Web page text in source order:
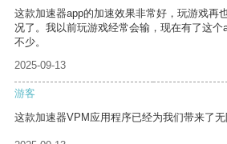
这款加速器app的加速效果非常好，玩游戏再
况了。我以前玩游戏经常会输，现在有了这个
不少。
2025-09-13
游客
这款加速器VPM应用程序已经为我们带来了无